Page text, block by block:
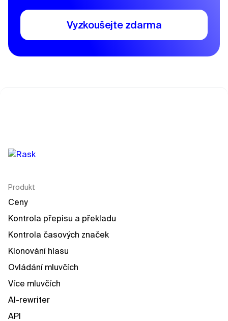
Vyzkoušejte zdarma
Produkt
Ceny
Kontrola přepisu a překladu
Kontrola časových značek
Klonování hlasu
Ovládání mluvčích
Více mluvčích
AI-rewriter
API